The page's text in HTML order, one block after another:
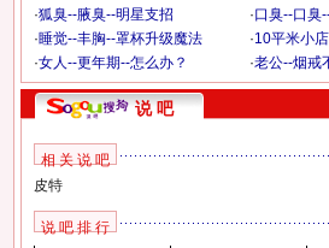
·狐臭--腋臭--明星支招 ·口臭--口臭
·睡觉--丰胸--罩杯升级魔法 ·10平米小
·女人--更年期--怎么办？ ·老公--烟戒
说 吧
相 关 说 吧
皮特
说 吧 排 行